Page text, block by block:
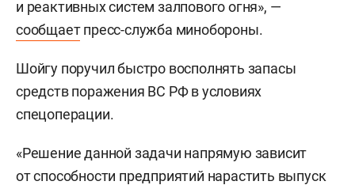
и реактивных систем залпового огня», —
сообщаетпресс-служба минобороны.
Шойгу поручил быстро восполнять запасы
средств поражения ВС РФ в условиях
спецоперации.
«Решение данной задачи напрямую зависит
от способности предприятий нарастить выпуск